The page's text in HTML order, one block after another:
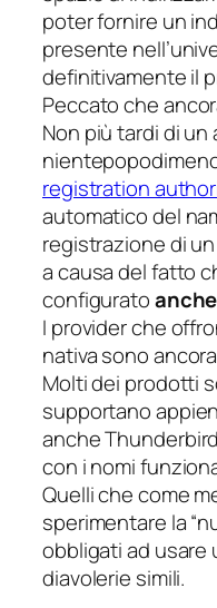
poter fornire un
presente
definitivamente il
Peccato che
Non più tardi di
registration
automatico del
registrazione di un
a causa del fatto
configuratoanche
I provider che
nativa sono
Molti dei prodotti
supportano
anche
con i nomi
Quelli che come
sperimentare la
obbligati ad usare
diavolerie simili.